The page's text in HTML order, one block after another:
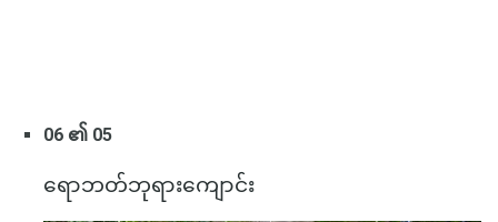
06 ၏ 05
ရောဘတ်ဘုရားကျောင်း